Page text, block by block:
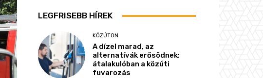
LEGFRISEBB HÍREK
KÖZÚTON
A dízel marad, az
alternatívák erősödnek:
átalakulóban a közúti
fuvarozás